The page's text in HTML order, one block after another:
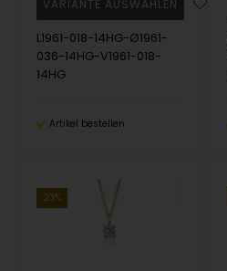
L1961-018-14HG-Ø1961-
036-14HG-V1961-018-
14HG
Artikel bestellen
23%